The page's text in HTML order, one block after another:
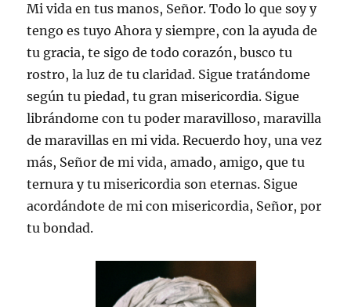
Mi vida en tus manos, Señor. Todo lo que soy y
tengo es tuyo Ahora y siempre, con la ayuda de
tu gracia, te sigo de todo corazón, busco tu
rostro, la luz de tu claridad. Sigue tratándome
según tu piedad, tu gran misericordia. Sigue
librándome con tu poder maravilloso, maravilla
de maravillas en mi vida. Recuerdo hoy, una vez
más, Señor de mi vida, amado, amigo, que tu
ternura y tu misericordia son eternas. Sigue
acordándote de mi con misericordia, Señor, por
tu bondad.